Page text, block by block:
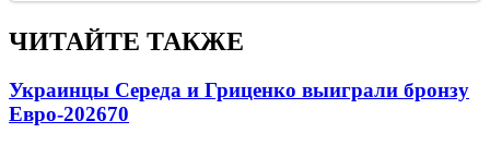
ЧИТАЙТЕ ТАКЖЕ
Украинцы Середа и Гриценко выиграли бронзу
Евро-202670